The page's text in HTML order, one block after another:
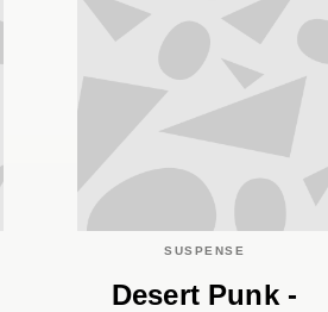
SUSPENSE
Desert Punk -